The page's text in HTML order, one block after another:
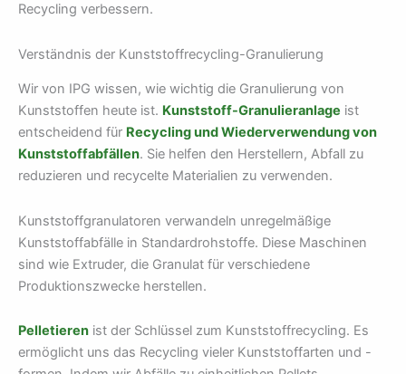
Recycling verbessern.
Verständnis der Kunststoffrecycling-Granulierung
Wir von IPG wissen, wie wichtig die Granulierung von
Kunststoffen heute ist. Kunststoff-Granulieranlage ist
entscheidend für Recycling und Wiederverwendung von
Kunststoffabfällen. Sie helfen den Herstellern, Abfall zu
reduzieren und recycelte Materialien zu verwenden.
Kunststoffgranulatoren verwandeln unregelmäßige
Kunststoffabfälle in Standardrohstoffe. Diese Maschinen
sind wie Extruder, die Granulat für verschiedene
Produktionszwecke herstellen.
Pelletieren ist der Schlüssel zum Kunststoffrecycling. Es
ermöglicht uns das Recycling vieler Kunststoffarten und -